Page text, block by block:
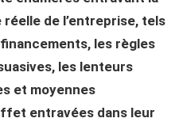
de l’entreprise, tels
les règles
les lenteurs
et moyennes
entravées dans leur